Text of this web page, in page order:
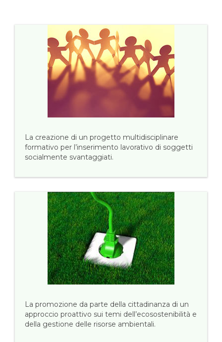
La creazione di un progetto multidisciplinare
formativo per l’inserimento lavorativo di soggetti
socialmente svantaggiati.
La promozione da parte della cittadinanza di un
approccio proattivo sui temi dell’ecosostenibilità e
della gestione delle risorse ambientali.